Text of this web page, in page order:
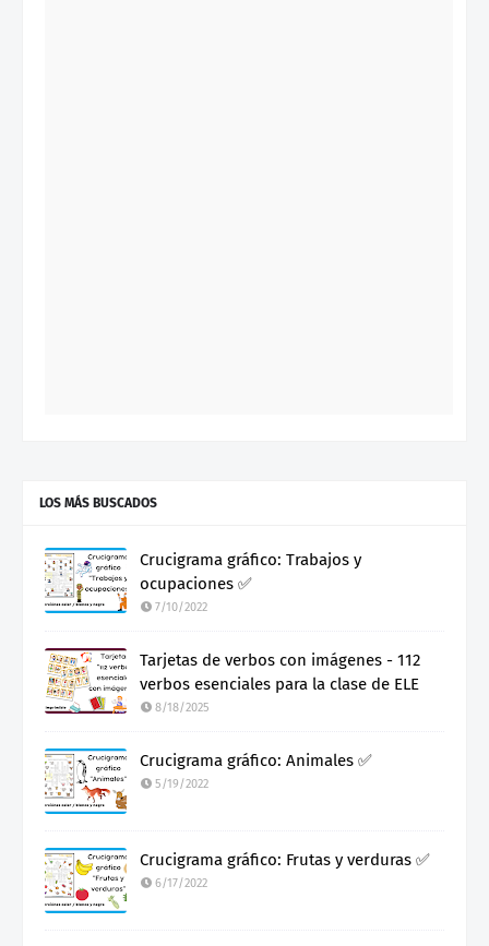
LOS MÁS BUSCADOS
Crucigrama gráfico: Trabajos y
ocupaciones ✅
7/10/2022
Tarjetas de verbos con imágenes - 112
verbos esenciales para la clase de ELE
8/18/2025
Crucigrama gráfico: Animales ✅
5/19/2022
Crucigrama gráfico: Frutas y verduras ✅
6/17/2022